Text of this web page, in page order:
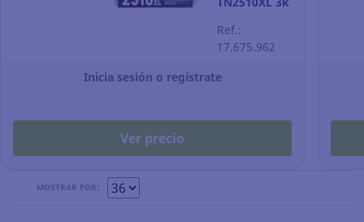
Ref.:
17.675.962
Inicia sesión o regístrate
Ver precio
MOSTRAR POR: